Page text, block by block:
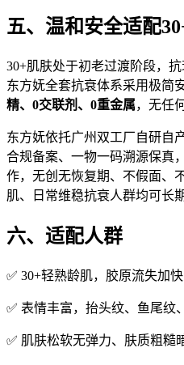
五、温和安全适配
30+肌肤处于初老过渡阶段，
东方妩全套抗衰体系采用极简
精、0交联剂、0重金属，无任
东方妩依托广州双工厂自研自
合规备案、一物一码溯源保真
作，无创无恢复期、不假面、
肌、日常维稳抗衰人群均可长
六、适配人群
✅ 30+轻熟龄肌，胶原流失加
✅ 表情丰富，抬头纹、鱼尾纹
✅ 肌肤松软无弹力、肤质粗糙